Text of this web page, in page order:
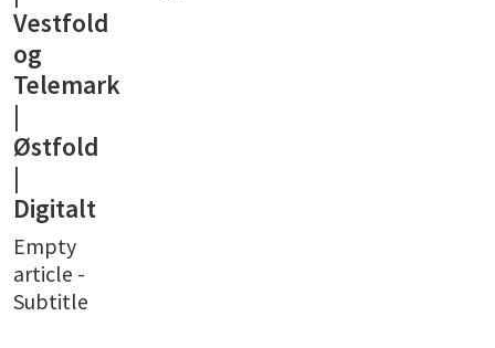
Vestfold
og
Telemark
Østfold
Digitalt
Empty
article -
Subtitle